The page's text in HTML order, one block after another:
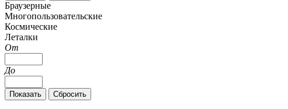
Браузерные
Многопользовательские
Космические
Леталки
От
До